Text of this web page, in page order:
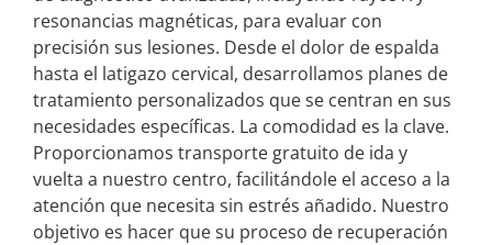
resonancias magnéticas, para evaluar con
precisión sus lesiones. Desde el dolor de espalda
hasta el latigazo cervical, desarrollamos planes de
tratamiento personalizados que se centran en sus
necesidades específicas. La comodidad es la clave.
Proporcionamos transporte gratuito de ida y
vuelta a nuestro centro, facilitándole el acceso a la
atención que necesita sin estrés añadido. Nuestro
objetivo es hacer que su proceso de recuperación